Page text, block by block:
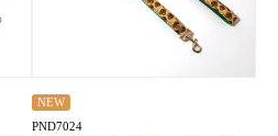
NEW
PND7024